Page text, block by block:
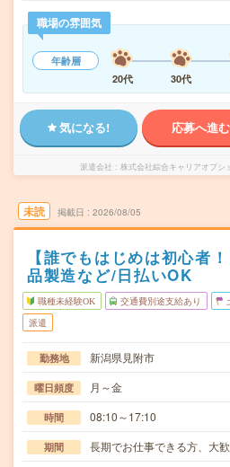
職場の雰囲気
年齢層
20代
30代
気になる! 応募へ進む
派遣会社 株式会社綜合キャリアオプシ
未読 掲載日 2026/08/05
【誰でもはじめは初心者
品製造など/日払いOK
職種未経験OK 交通費別途支給あり
派遣
勤務地 新潟県見附市
曜日頻度 月～金
時間 08:10～17:10
期間 長期でお仕事できる方、大歓